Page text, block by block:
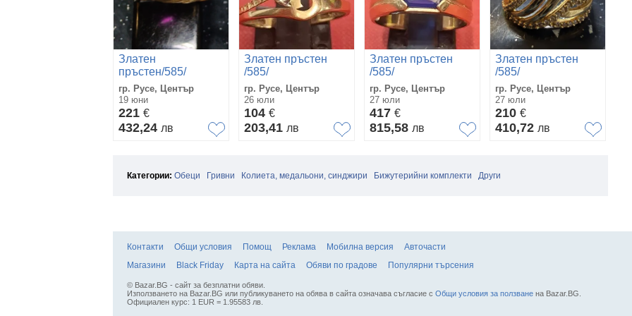
Златен
пръстен/585/
гр. Русе, Център
19 юни
221 €
432,24 лв
Златен пръстен
/585/
гр. Русе, Център
26 юли
104 €
203,41 лв
Златен пръстен
/585/
гр. Русе, Център
27 юли
417 €
815,58 лв
Златен пръстен
/585/
гр. Русе, Център
27 юли
210 €
410,72 лв
Категории: Обеци Гривни Колиета, медальони, синджири Бижутерийни комплекти Други
Контакти Общи условия Помощ Реклама Мобилна версия
Авточасти
Магазини
Black Friday Карта на сайта Обяви по градове Популярни търсения
© Bazar.BG - сайт за безплатни обяви.
Използването на Bazar.BG или публикуването на обява в сайта означава съгласие с Общи условия за ползване на Bazar.BG.
Официален курс: 1 EUR = 1.95583 лв.